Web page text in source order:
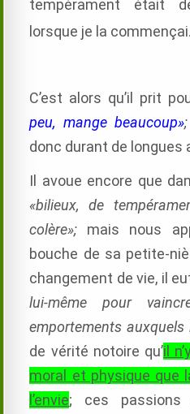
tempérament était
lorsque je la
C’est alors qu’il prit
peu, mange beaucoup»;
donc durant de longues
Il avoue encore que
«bilieux, de
colère»; mais nous
bouche de sa petite-
changement de vie, il
lui-même pour
emportements
de vérité notoire qu’il
moral et physique que
l’envie; ces passions